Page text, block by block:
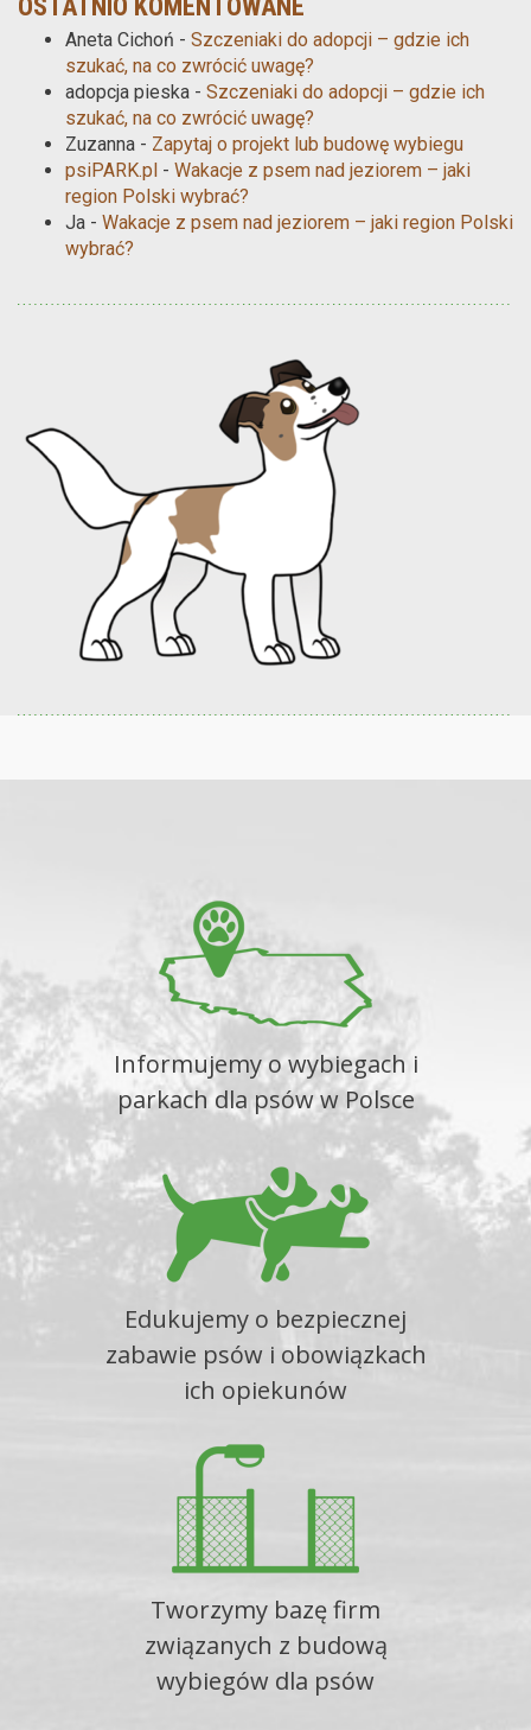
OSTATNIO KOMENTOWANE
Aneta Cichoń - Szczeniaki do adopcji – gdzie ich
szukać, na co zwrócić uwagę?
adopcja pieska - Szczeniaki do adopcji – gdzie ich
szukać, na co zwrócić uwagę?
Zuzanna - Zapytaj o projekt lub budowę wybiegu
psiPARK.pl - Wakacje z psem nad jeziorem – jaki
region Polski wybrać?
Ja - Wakacje z psem nad jeziorem – jaki region Polski
wybrać?
Informujemy o wybiegach i
parkach dla psów w Polsce
Edukujemy o bezpiecznej
zabawie psów i obowiązkach
ich opiekunów
Tworzymy bazę firm
związanych z budową
wybiegów dla psów